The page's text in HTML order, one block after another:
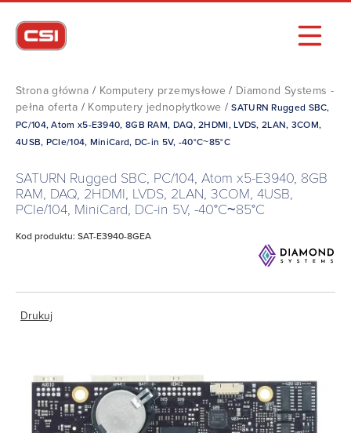
Strona główna / Komputery przemysłowe / Diamond Systems -
pełna oferta / Komputery jednopłytkowe /SATURN Rugged SBC,
PC/104, Atom x5-E3940, 8GB RAM, DAQ, 2HDMI, LVDS, 2LAN, 3COM,
4USB, PCIe/104, MiniCard, DC-in 5V, -40°C~85°C
SATURN Rugged SBC, PC/104, Atom x5-E3940, 8GB
RAM, DAQ, 2HDMI, LVDS, 2LAN, 3COM, 4USB,
PCIe/104, MiniCard, DC-in 5V, -40°C~85°C
Kod produktu: SAT-E3940-8GEA
Drukuj